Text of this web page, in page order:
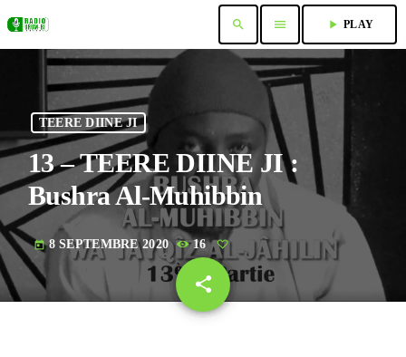
search menu play_arrow PLAY
TEERE DIINE JI
13 – TEERE DIINE JI :
Bushra Al-Muhibbin
today 8 SEPTEMBRE 2020 16
share
email